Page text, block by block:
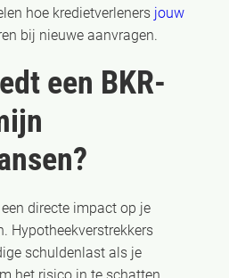
hoe kredietverleners jouw
bij nieuwe aanvragen.
een BKR-
directe impact op je
Hypotheekverstrekkers
schuldenlast als je